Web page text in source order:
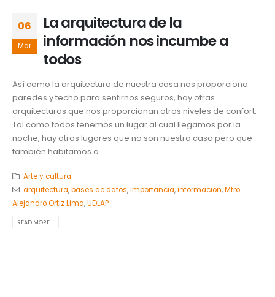
06
Mar
La arquitectura de la
información nos incumbe a
todos
Así como la arquitectura de nuestra casa nos proporciona
paredes y techo para sentirnos seguros, hay otras
arquitecturas que nos proporcionan otros niveles de confort.
Tal como todos tenemos un lugar al cual llegamos por la
noche, hay otros lugares que no son nuestra casa pero que
también habitamos a...
Arte y cultura
arquitectura,bases de datos,importancia,información,Mtro.
Alejandro Ortiz Lima,UDLAP
READ MORE...